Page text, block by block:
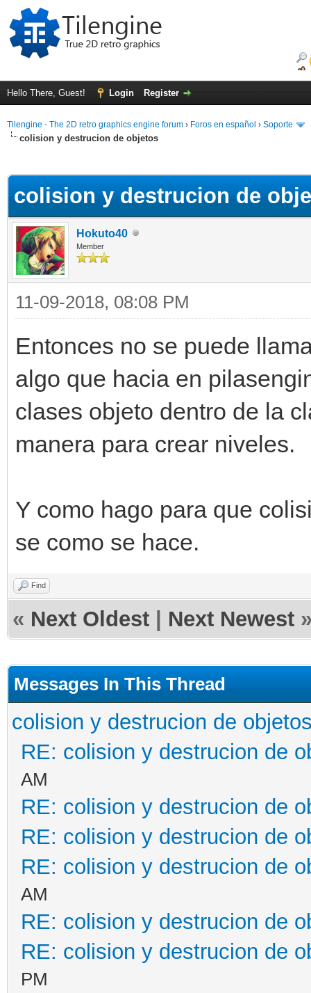
Hello There, Guest! Login Register
Tilengine - The 2D retro graphics engine forum › Foros en español › Soporte
colision y destrucion de objetos
colision y destrucion de
Hokuto40
Member
11-09-2018, 08:08 PM
Entonces no se puede
algo que hacia en
clases objeto dentro de la
manera para crear niveles.
Y como hago para que
se como se hace.
Find
« Next Oldest Next Newest
Messages In This Thread
colision y destrucion de
RE: colision y destrucion de
AM
RE: colision y destrucion de
RE: colision y destrucion de
RE: colision y destrucion de
AM
RE: colision y destrucion de
RE: colision y destrucion de
PM